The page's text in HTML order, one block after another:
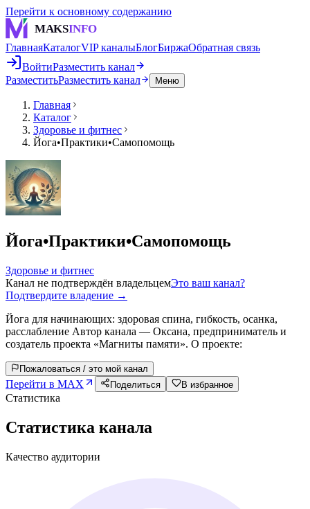
Перейти к основному содержанию
MAKSINFO
ГлавнаяКаталогVIP каналыБлогБиржаОбратная связь
ВойтиРазместить канал
РазместитьРазместить канал Меню
Главная
Каталог
Здоровье и фитнес
Йога•Практики•Самопомощь
Йога•Практики•Самопомощь
Здоровье и фитнес
Канал не подтверждён владельцемЭто ваш канал?
Подтвердите владение →
Йога для начинающих: здоровая спина, гибкость, осанка,
расслабление Автор канала — Оксана, предприниматель и
создатель проекта «Магниты памяти». О проекте:
Пожаловаться / это мой канал
Перейти в MAX Поделиться В избранное
Статистика
Статистика канала
Качество аудитории